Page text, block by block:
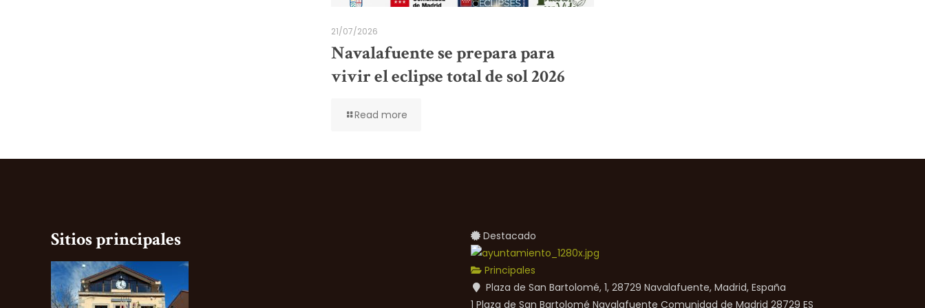
21/07/2026
Navalafuente se prepara para
vivir el eclipse total de sol 2026
Read more
Sitios principales Destacado
Principales
Plaza de San Bartolomé, 1, 28729 Navalafuente, Madrid, España
1 Plaza de San Bartolomé Navalafuente Comunidad de Madrid 28729 ES